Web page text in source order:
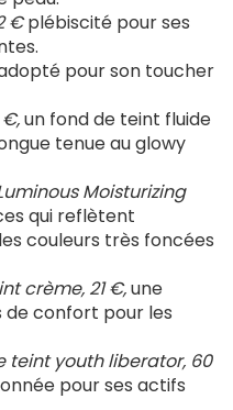
€plébiscité pour ses
pour son toucher
un fond de teint fluide
tenue au glowy
Moisturizing
qui reflètent
couleurs très foncées
crème, 21 €,une
de confort pour les
teint youth liberator, 60
pour ses actifs